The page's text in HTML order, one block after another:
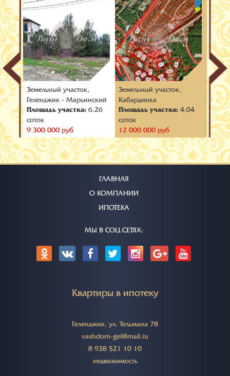
Земельный участок,
Геленджик - Марьинский
Площадь участка: 6.26
соток
9 300 000 руб
Земельный участок,
Кабардинка
Площадь участка: 4.04
соток
12 000 000 руб
соток
8
ГЛАВНАЯ
О КОМПАНИИ
ИПОТЕКА
МЫ В СОЦ.СЕТЯХ:
Квартиры в ипотеку
Геленджик, ул. Тельмана 78
vashdom-gel@mail.ru
8 938 521 10 10
недвижимость